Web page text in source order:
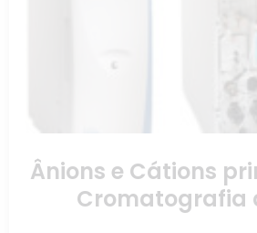
Ânions e Cátions
Cromatografia